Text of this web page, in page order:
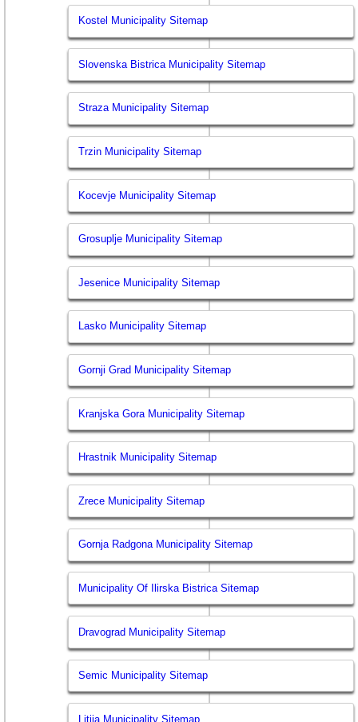
Kostel Municipality Sitemap
Slovenska Bistrica Municipality Sitemap
Straza Municipality Sitemap
Trzin Municipality Sitemap
Kocevje Municipality Sitemap
Grosuplje Municipality Sitemap
Jesenice Municipality Sitemap
Lasko Municipality Sitemap
Gornji Grad Municipality Sitemap
Kranjska Gora Municipality Sitemap
Hrastnik Municipality Sitemap
Zrece Municipality Sitemap
Gornja Radgona Municipality Sitemap
Municipality Of Ilirska Bistrica Sitemap
Dravograd Municipality Sitemap
Semic Municipality Sitemap
Litija Municipality Sitemap